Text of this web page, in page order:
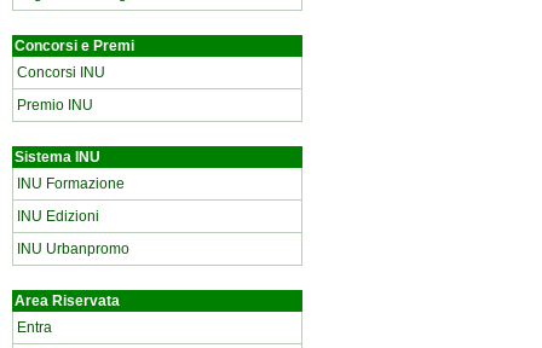
Concorsi e Premi
Concorsi INU
Premio INU
Sistema INU
INU Formazione
INU Edizioni
INU Urbanpromo
Area Riservata
Entra